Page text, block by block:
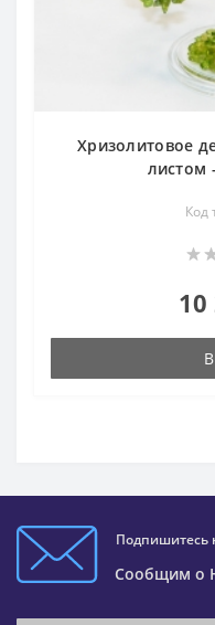
Хризолитовое
листом
Код
10
Подпишитесь
Сообщим о